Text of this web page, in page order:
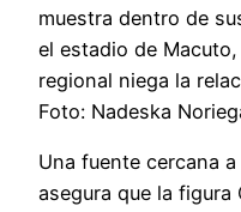
muestra dentro de
el estadio de
regional niega la
Foto: Nadeska
Una fuente cercana
asegura que la